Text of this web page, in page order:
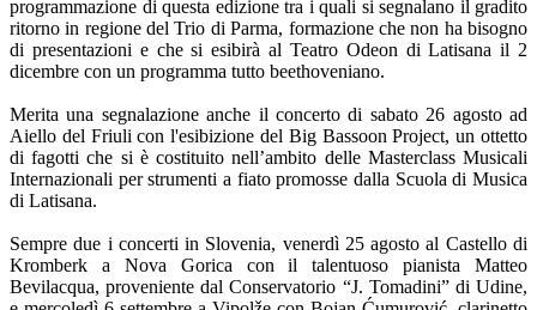
programmazione di questa edizione tra i quali si segnalano il gradito
ritorno in regione del Trio di Parma, formazione che non ha bisogno
di presentazioni e che si esibirà al Teatro Odeon di Latisana il 2
dicembre con un programma tutto beethoveniano.
Merita una segnalazione anche il concerto di sabato 26 agosto ad
Aiello del Friuli con l'esibizione del Big Bassoon Project, un ottetto
di fagotti che si è costituito nell’ambito delle Masterclass Musicali
Internazionali per strumenti a fiato promosse dalla Scuola di Musica
di Latisana.
Sempre due i concerti in Slovenia, venerdì 25 agosto al Castello di
Kromberk a Nova Gorica con il talentuoso pianista Matteo
Bevilacqua, proveniente dal Conservatorio “J. Tomadini” di Udine,